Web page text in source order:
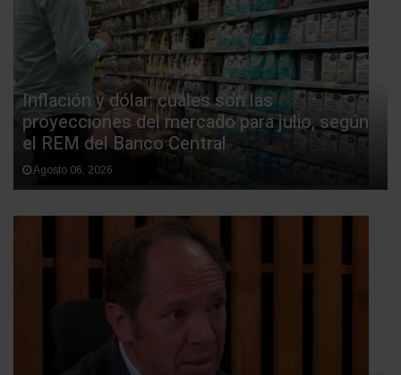
Inflación y dólar: cuáles son las
proyecciones del mercado para julio, según
el REM del Banco Central
Agosto 06, 2026